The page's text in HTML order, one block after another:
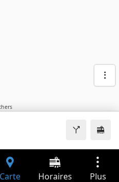
Carte Horaires Plus